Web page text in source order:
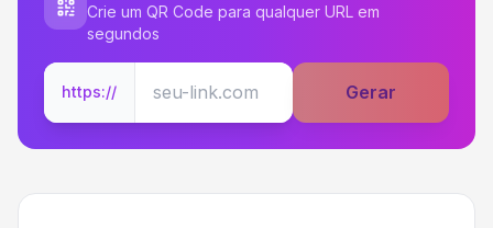
Crie um QR Code para qualquer URL em
segundos
https:// Gerar